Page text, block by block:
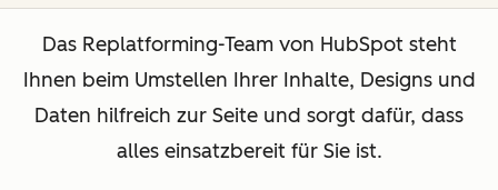
Das Replatforming-Team von HubSpot steht
Ihnen beim Umstellen Ihrer Inhalte, Designs und
Daten hilfreich zur Seite und sorgt dafür, dass
alles einsatzbereit für Sie ist.